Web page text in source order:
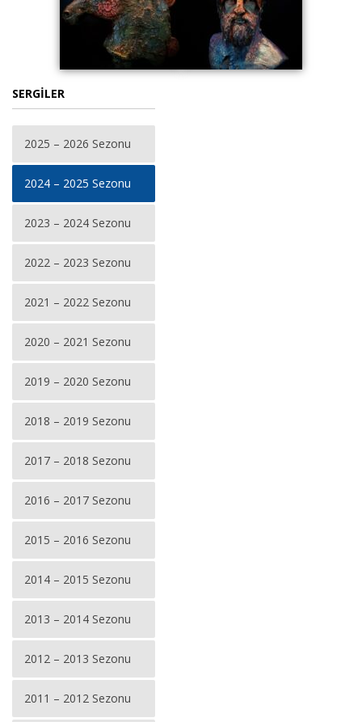
SERGİLER
2025 – 2026 Sezonu
2024 – 2025 Sezonu
2023 – 2024 Sezonu
2022 – 2023 Sezonu
2021 – 2022 Sezonu
2020 – 2021 Sezonu
2019 – 2020 Sezonu
2018 – 2019 Sezonu
2017 – 2018 Sezonu
2016 – 2017 Sezonu
2015 – 2016 Sezonu
2014 – 2015 Sezonu
2013 – 2014 Sezonu
2012 – 2013 Sezonu
2011 – 2012 Sezonu